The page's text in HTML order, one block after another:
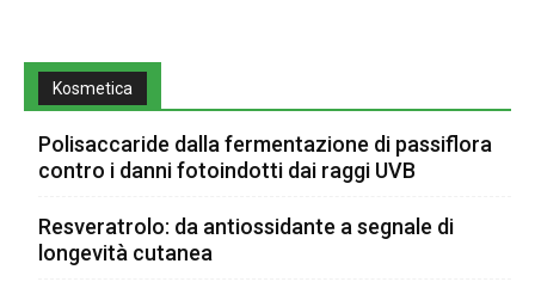
Kosmetica
Polisaccaride dalla fermentazione di passiflora
contro i danni fotoindotti dai raggi UVB
Resveratrolo: da antiossidante a segnale di
longevità cutanea